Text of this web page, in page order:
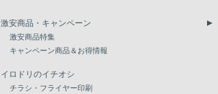
激安商品・キャンペーン
激安商品特集
キャンペーン商品＆お得情報
イロドリのイチオシ
チラシ・フライヤー印刷